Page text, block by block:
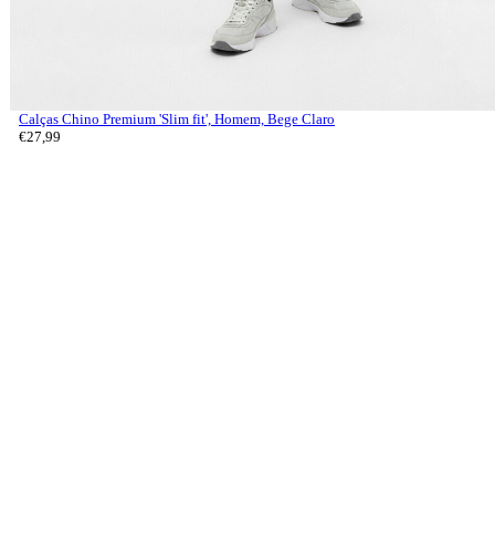
Calças Chino Premium 'Slim fit', Homem, Bege Claro
€27, 99